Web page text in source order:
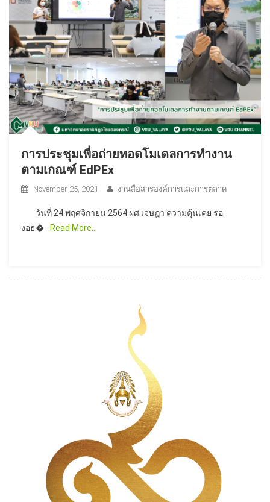
การประชุมเพื่อถ่ายทอดโมเดลการทำงาน
ตามเกณฑ์ EdPEx
November 25, 2021 งานสื่อสารองค์การและการตลาด
วันที่ 24 พฤศจิกายน 2564 ผศ.เจษฎา ความคุ้นเคย รอ
งอธ�
Read More…